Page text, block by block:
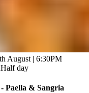
August | 6:30PM
Half day